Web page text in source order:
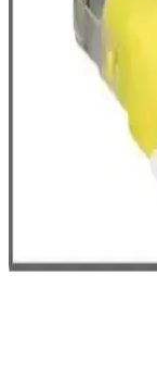
Teknoartshop
Robotik ve
75 parçalık plastik
Farklı boyut ve
kullanım kolaylığı
Koparmalı
Çocukların
Çocukların bilişsel